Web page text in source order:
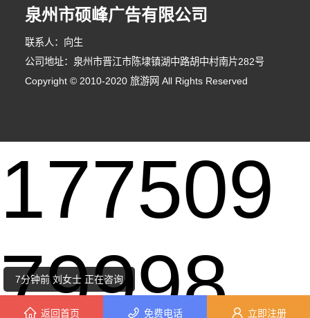
泉州市硕峰广告有限公司
联系人：向生
公司地址：泉州市晋江市陈埭镇湖中路胡中村南片282号
Copyright © 2010-2020 旅游网 All Rights Reserved
8分钟前 段小姐 正在咨询
1分钟前 马先生 正在咨询
7分钟前 刘女士 正在咨询
8分钟前 王先生 正在咨询
返回首页 免费电话 立即注册
177509
79998